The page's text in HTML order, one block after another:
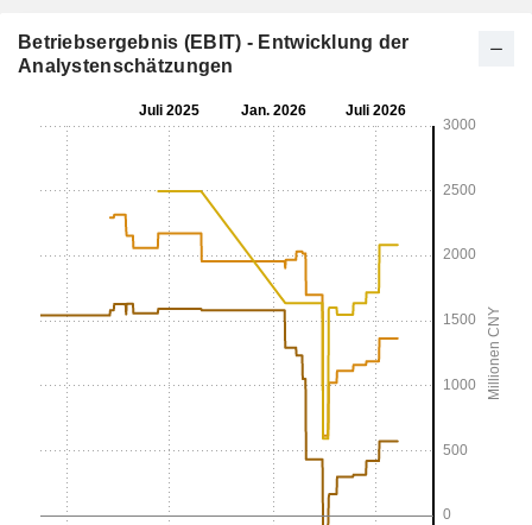
Betriebsergebnis (EBIT) - Entwicklung der
Analystenschätzungen